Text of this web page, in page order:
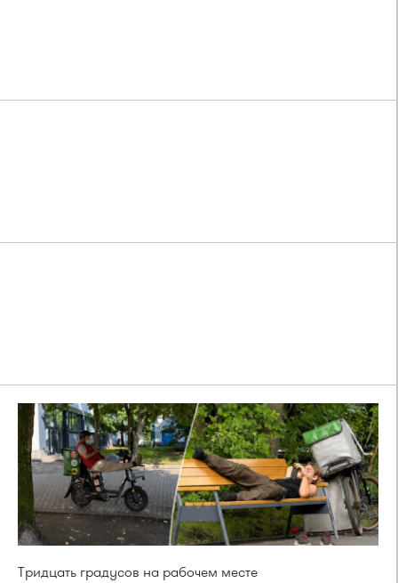
Тридцать градусов на рабочем месте